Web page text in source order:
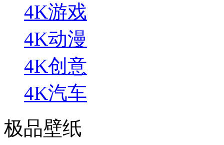
4K游戏
4K动漫
4K创意
4K汽车
极品壁纸